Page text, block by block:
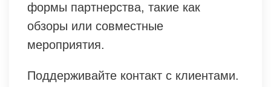
формы партнерства, такие как
обзоры или совместные
мероприятия.
Поддерживайте контакт с клиентами.